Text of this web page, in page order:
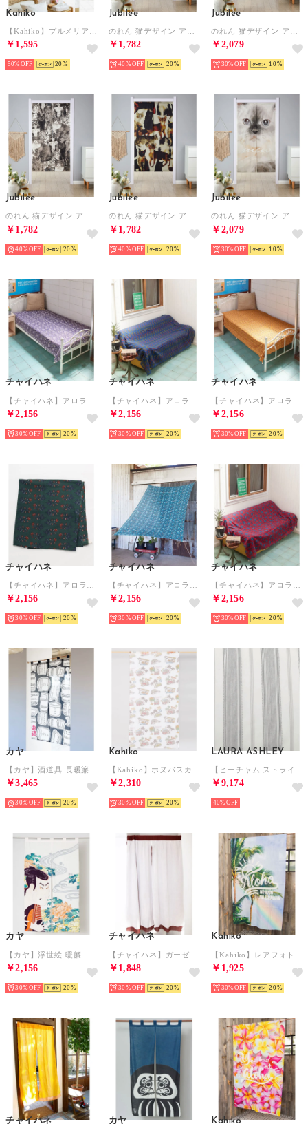
Kahiko
￥1,595
50% 20
Jubilee
￥1,782
40% 20
Jubilee
￥2,079
30% 10
Jubilee
のれん 猫デザイン アソート （その他1）
￥1,782
40% 20
Jubilee
のれん 猫デザイン アソート （その他2）
￥1,782
40% 20
Jubilee
のれん 猫デザイン アソート （その他10）
￥2,079
30% 10
チャイハネ
￥2,156
30% 20
チャイハネ
￥2,156
30% 20
チャイハネ
￥2,156
30% 20
チャイハネ
￥2,156
30% 20
チャイハネ
￥2,156
30% 20
チャイハネ
￥2,156
30% 20
カヤ
￥3,465
30% 20
Kahiko
￥2,310
30% 20
LAURA ASHLEY
￥9,174
40%
カヤ
￥2,156
30% 20
チャイハネ
￥1,848
30% 20
Kahiko
￥1,925
30% 20
チャイハネ カヤ Kahiko